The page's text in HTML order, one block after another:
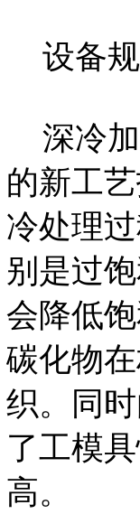
设备规
深冷加
的新工
冷处理
别是过
会降低
碳化物
织。同
了工模
高。